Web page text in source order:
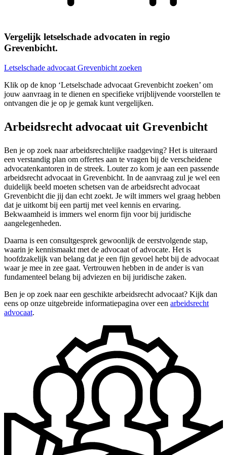
Vergelijk letselschade advocaten in regio
Grevenbicht.
Letselschade advocaat Grevenbicht zoeken
Klik op de knop ‘Letselschade advocaat Grevenbicht zoeken’ om
jouw aanvraag in te dienen en specifieke vrijblijvende voorstellen te
ontvangen die je op je gemak kunt vergelijken.
Arbeidsrecht advocaat uit Grevenbicht
Ben je op zoek naar arbeidsrechtelijke raadgeving? Het is uiteraard
een verstandig plan om offertes aan te vragen bij de verscheidene
advocatenkantoren in de streek. Louter zo kom je aan een passende
arbeidsrecht advocaat in Grevenbicht. In de aanvraag zul je wel een
duidelijk beeld moeten schetsen van de arbeidsrecht advocaat
Grevenbicht die jij dan echt zoekt. Je wilt immers wel graag hebben
dat je uitkomt bij een partij met veel kennis en ervaring.
Bekwaamheid is immers wel enorm fijn voor bij juridische
aangelegenheden.
Daarna is een consultgesprek gewoonlijk de eerstvolgende stap,
waarin je kennismaakt met de advocaat of advocate. Het is
hoofdzakelijk van belang dat je een fijn gevoel hebt bij de advocaat
waar je mee in zee gaat. Vertrouwen hebben in de ander is van
fundamenteel belang bij adviezen en bij juridische zaken.
Ben je op zoek naar een geschikte arbeidsrecht advocaat? Kijk dan
eens op onze uitgebreide informatiepagina over een arbeidsrecht
advocaat.